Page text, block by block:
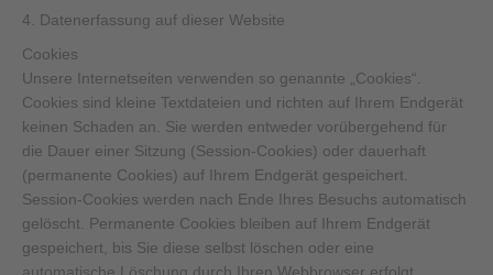
4. Datenerfassung auf dieser Website
Cookies
Unsere Internetseiten verwenden so genannte „Cookies“.
Cookies sind kleine Textdateien und richten auf Ihrem Endgerät
keinen Schaden an. Sie werden entweder vorübergehend für
die Dauer einer Sitzung (Session-Cookies) oder dauerhaft
(permanente Cookies) auf Ihrem Endgerät gespeichert.
Session-Cookies werden nach Ende Ihres Besuchs automatisch
gelöscht. Permanente Cookies bleiben auf Ihrem Endgerät
gespeichert, bis Sie diese selbst löschen oder eine